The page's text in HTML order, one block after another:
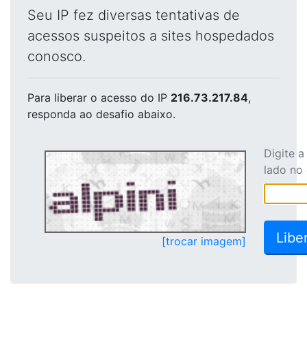
Seu IP fez diversas tentativas de
acessos suspeitos a sites hospedados
conosco.
Para liberar o acesso do IP 216.73.217.84,
responda ao desafio abaixo.
[trocar imagem]
Digite
lado no